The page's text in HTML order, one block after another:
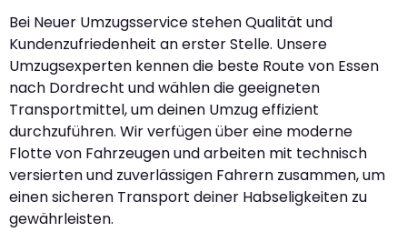
Bei Neuer Umzugsservice stehen Qualität und
Kundenzufriedenheit an erster Stelle. Unsere
Umzugsexperten kennen die beste Route von Essen
nach Dordrecht und wählen die geeigneten
Transportmittel, um deinen Umzug effizient
durchzuführen. Wir verfügen über eine moderne
Flotte von Fahrzeugen und arbeiten mit technisch
versierten und zuverlässigen Fahrern zusammen, um
einen sicheren Transport deiner Habseligkeiten zu
gewährleisten.